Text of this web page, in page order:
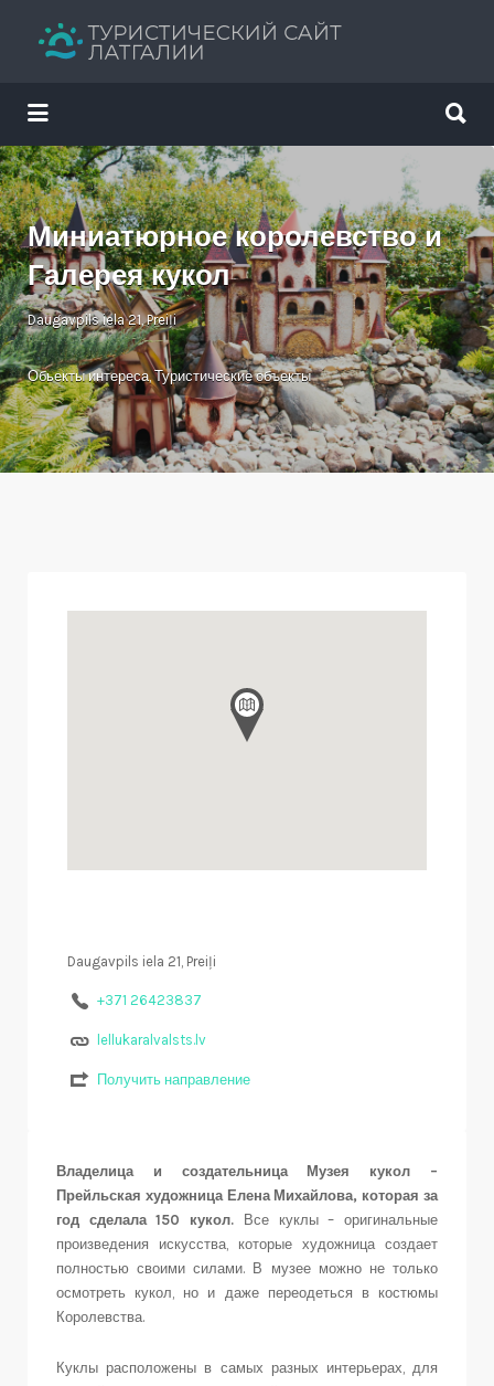
Путеводитель твоего отдыха
Искать:
Миниатюрное королевство и
Галерея кукол
Daugavpils iela 21, Preiļi
Обьекты интереса,Туристические объекты
Daugavpils iela 21, Preiļi
+371 26423837
lellukaralvalsts.lv
Получить направление
Владелица и создательница Музея кукол –
Прейльская художница Елена Михайлова, которая за
год сделала 150 кукол.
Все куклы – оригинальные
произведения искусства, которые художница создает
полностью своими силами. В музее можно не только
осмотреть кукол, но и даже переодеться в костюмы
Королевства.
Куклы расположены в самых разных интерьерах, для